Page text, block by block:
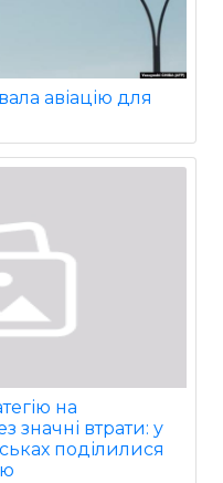
авіацію для
на
значні втрати: у
поділилися